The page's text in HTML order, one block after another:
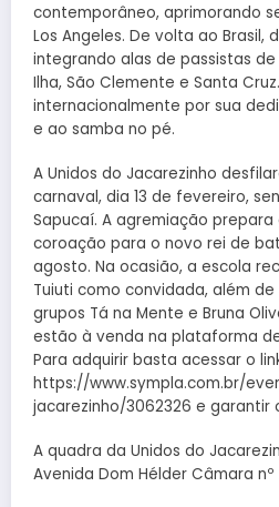
contemporâneo, aprimorando
Los Angeles. De volta ao Brasil,
integrando alas de passistas
Ilha, São Clemente e Santa
internacionalmente por sua
e ao samba no pé.
A Unidos do Jacarezinho
carnaval, dia 13 de fevereiro,
Sapucaí. A agremiação
coroação para o novo rei de
agosto. Na ocasião, a escola
Tuiuti como convidada, além
grupos Tá na Mente e Bruna
estão à venda na plataforma
Para adquirir basta acessar o
https://www.sympla.com.br/
jacarezinho/3062326 e garantir
A quadra da Unidos do
Avenida Dom Hélder Câmara nº